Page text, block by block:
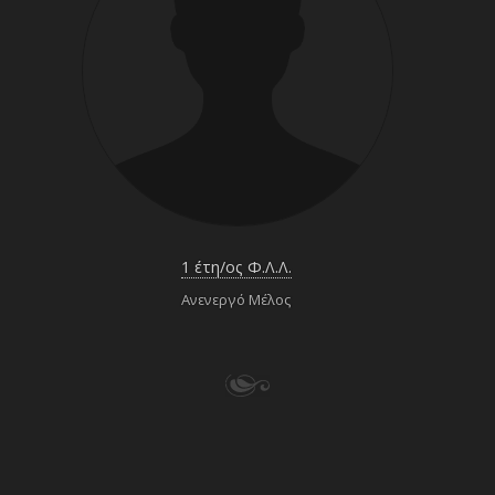
1 έτη/ος Φ.Λ.Λ.
Ανενεργό Μέλος